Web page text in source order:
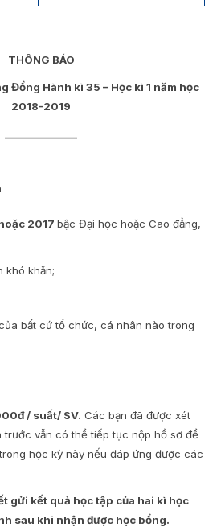
THÔNG BÁO
Đồng Hành kì 35 – Học kì 1 năm học
2018-2019
2017 bậc Đại học hoặc Cao đẳng,
khó khăn;
bất cứ tổ chức, cá nhân nào trong
/ suất/ SV. Các bạn đã được xét
vẫn có thể tiếp tục nộp hồ sơ để
học kỳ này nếu đáp ứng được các
gửi kết quả học tập của hai kì học
sau khi nhận được học bổng.